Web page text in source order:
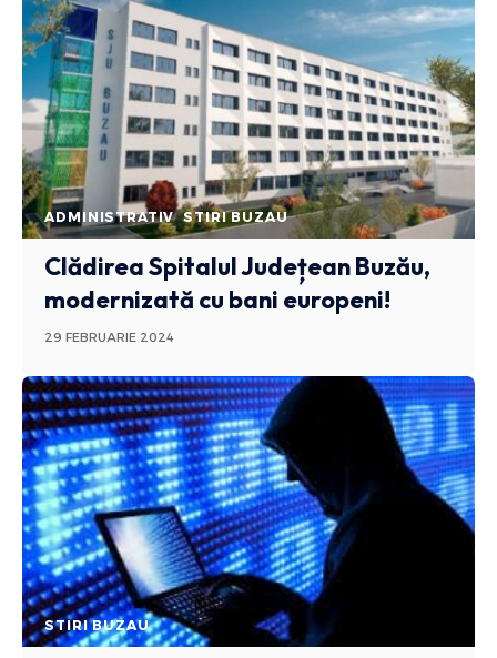
ADMINISTRATIV STIRI BUZAU
Clădirea Spitalul Județean Buzău,
modernizată cu bani europeni!
29 FEBRUARIE 2024
STIRI BUZAU